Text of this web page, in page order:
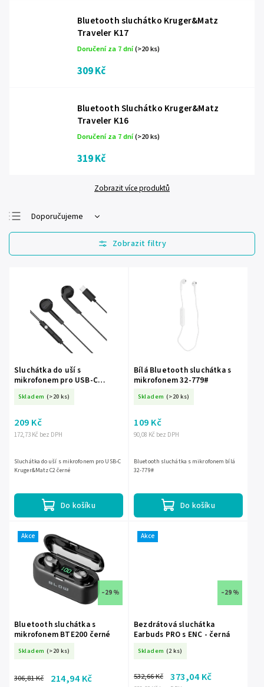
Bluetooth sluchátko Kruger&Matz
Traveler K17
Doručení za 7 dní(>20 ks)
309 Kč
Bluetooth Sluchátko Kruger&Matz
Traveler K16
Doručení za 7 dní(>20 ks)
319 Kč
Zobrazit více produktů
Doporučujeme
Nejlevnější
Nejdražší
Abecedně
Sluchátka do uší s
mikrofonem pro USB-C
Skladem (>20 ks)
172,73 Kč bez DPH
209 Kč
Do košíku
Sluchátka do uší s mikrofonem pro USB-C
Kruger&Matz C2 černé
Bílá Bluetooth sluchátka s
mikrofonem 32-779#
Skladem (>20 ks)
90,08 Kč bez DPH
109 Kč
Do košíku
Bluetooth sluchátka s mikrofonem bílá
32-779#
Akce
–29 %
Bluetooth sluchátka s
mikrofonem BTE200 černé
Skladem (>20 ks)
306,81 Kč 214,94 Kč
Akce
–29 %
Bezdrátová sluchátka
Earbuds PRO s ENC - černá
Skladem (2 ks)
532,66 Kč 373,04 Kč